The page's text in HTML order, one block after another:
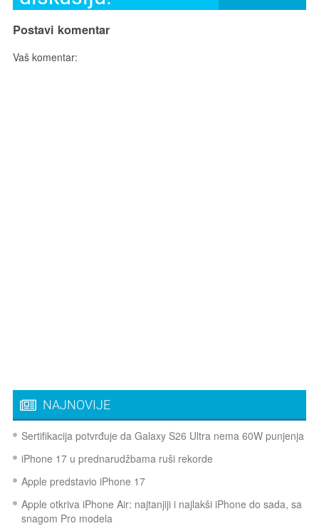
Postavi komentar
Vaš komentar:
NAJNOVIJE
Sertifikacija potvrđuje da Galaxy S26 Ultra nema 60W punjenja
iPhone 17 u prednarudžbama ruši rekorde
Apple predstavio iPhone 17
Apple otkriva iPhone Air: najtanjiji i najlakši iPhone do sada, sa
snagom Pro modela